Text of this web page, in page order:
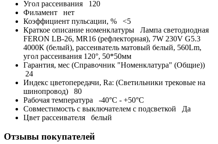
Угол рассеивания
120
Филамент
нет
Коэффициент пульсации, %
<5
Краткое описание номенклатуры
Лампа светодиодная
FERON LB-26, MR16 (рефлекторная), 7W 230V G5.3
4000К (белый), рассеиватель матовый белый, 560Lm,
угол рассеивания 120°, 50*50мм
Гарантия, мес (Справочник "Номенклатура" (Общие))
24
Индекс цветопередачи, Ra: (Светильники трековые на
шинопровод)
80
Рабочая температура
-40°C - +50°C
Совместимость с выключателем с подсветкой
Да
Цвет рассеивателя
белый
Отзывы покупателей